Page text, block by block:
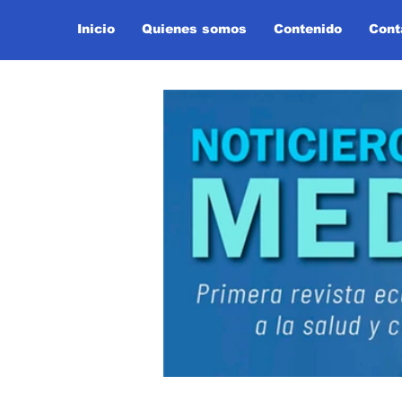
Inicio Quienes somos Contenido